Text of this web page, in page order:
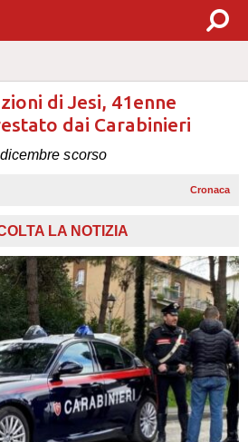
di Jesi, 41enne
dai Carabinieri
scorso
Cronaca
LA NOTIZIA